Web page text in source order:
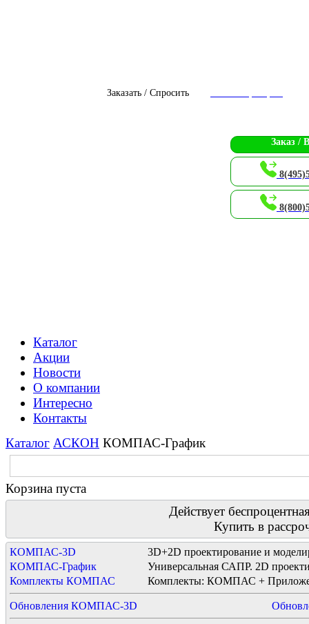
Заказать / Спросить
Заказ /
Каталог
Акции
Новости
О компании
Интересно
Контакты
Каталог АСКОН КОМПАС-График
Корзина пуста
Действует
Купить в
КОМПАС-3D
3D+2D проектирование и
КОМПАС-График
Универсальная САПР. 2D
Комплекты КОМПАС
Комплекты: КОМПАС +
Обновления КОМПАС-3D